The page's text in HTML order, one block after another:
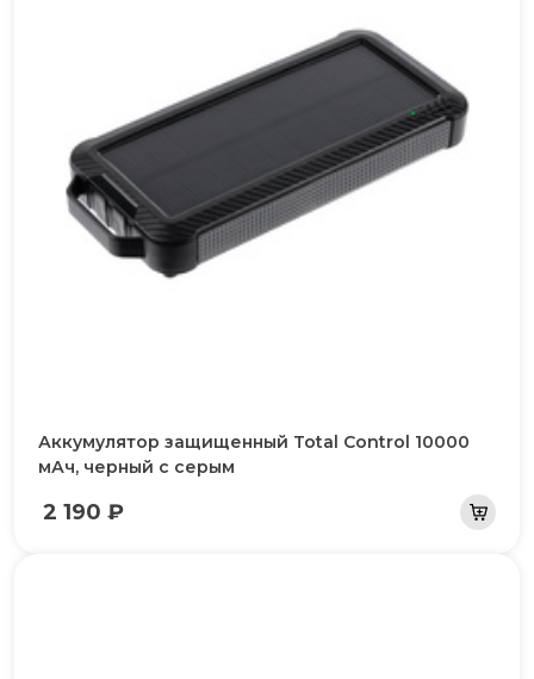
Аккумулятор защищенный Total Control 10000
мАч, черный с серым
2 190 ₽